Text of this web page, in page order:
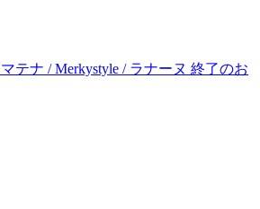
マテナ / Merkystyle / ラナーヌ 終了のお